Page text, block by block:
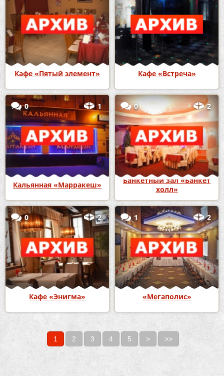
Кафе «Пятый элемент» Кафе «Встреча»
0 1
Кальянная «Марракеш»
0 2
Банкетный зал «Банкет
холл»
0 2
Кафе «Энигма»
1 2
«Мегаполис»
Страницы 1 2 3 4 5 > >>